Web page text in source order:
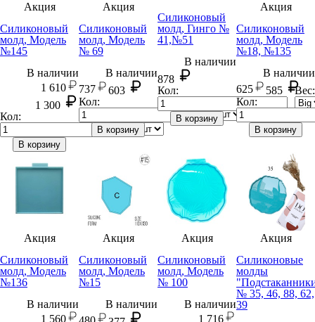
Акция
Силиконовый
молд, Модель
№145
В наличии
1 610
1 300
Кол:
В корзину
Акция
Силиконовый
молд, Модель
№ 69
В наличии
737
603
Кол:
В корзину
Силиконовый
молд, Гинго №
41,№51
В наличии
878
Кол:
Вес:
В корзину
Акция
Силиконовый
молд, Модель
№18, №135
В наличии
625
585
Кол:
В корзину
Акция
Силиконовый
молд, Модель
№136
В наличии
1 560
Акция
Силиконовый
молд, Модель
№15
В наличии
Акция
Силиконовый
молд, Модель
№ 100
В наличии
1 716
Акция
Силиконовые
молды
№ 35, 46, 88, 62,
39